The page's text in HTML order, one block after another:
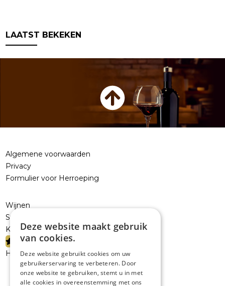
LAATST BEKEKEN
Algemene voorwaarden
Privacy
Formulier voor Herroeping
Wijnen
Sterke dranken
Kelderresten
PROMOTIES
Handelaars
Deze website maakt gebruik
van cookies.
Deze website gebruikt cookies om uw
gebruikerservaring te verbeteren. Door
onze website te gebruiken, stemt u in met
alle cookies in overeenstemming met ons